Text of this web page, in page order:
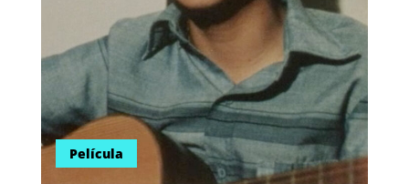
Película